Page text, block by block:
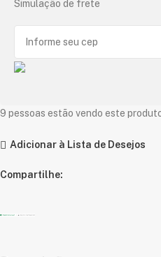
Simulação de frete
9 pessoas estão vendo este
Adicionar à Lista de Desejos
Compartilhe: